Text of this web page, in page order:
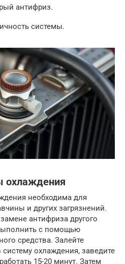
антифриз.
системы.
охлаждения
необходима для
и других загрязнений.
антифриза другого
с помощью
средства. Залейте
охлаждения, заведите
15-20 минут. Затем